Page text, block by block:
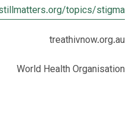
topics/stigma
treathivnow.org.au
World Health Organisation